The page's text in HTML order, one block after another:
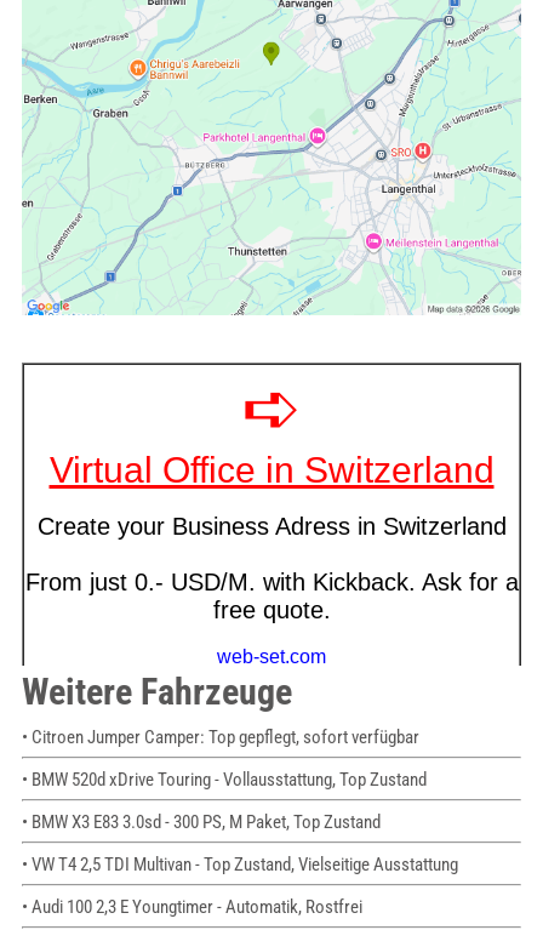
Weitere Fahrzeuge
• Citroen Jumper Camper: Top gepflegt, sofort verfügbar
• BMW 520d xDrive Touring - Vollausstattung, Top Zustand
• BMW X3 E83 3.0sd - 300 PS, M Paket, Top Zustand
• VW T4 2,5 TDI Multivan - Top Zustand, Vielseitige Ausstattung
• Audi 100 2,3 E Youngtimer - Automatik, Rostfrei